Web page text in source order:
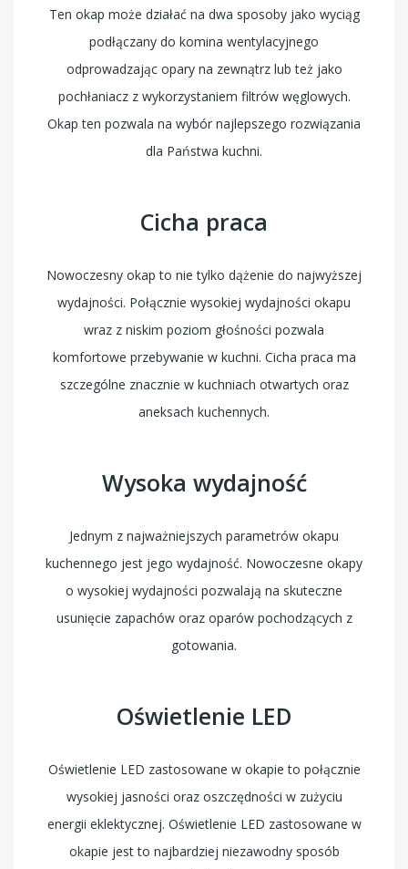
Ten okap może działać na dwa sposoby jako wyciąg
podłączany do komina wentylacyjnego
odprowadzając opary na zewnątrz lub też jako
pochłaniacz z wykorzystaniem filtrów węglowych.
Okap ten pozwala na wybór najlepszego rozwiązania
dla Państwa kuchni.
Cicha praca
Nowoczesny okap to nie tylko dążenie do najwyższej
wydajności. Połącznie wysokiej wydajności okapu
wraz z niskim poziom głośności pozwala
komfortowe przebywanie w kuchni. Cicha praca ma
szczególne znacznie w kuchniach otwartych oraz
aneksach kuchennych.
Wysoka wydajność
Jednym z najważniejszych parametrów okapu
kuchennego jest jego wydajność. Nowoczesne okapy
o wysokiej wydajności pozwalają na skuteczne
usunięcie zapachów oraz oparów pochodzących z
gotowania.
Oświetlenie LED
Oświetlenie LED zastosowane w okapie to połącznie
wysokiej jasności oraz oszczędności w zużyciu
energii eklektycznej. Oświetlenie LED zastosowane w
okapie jest to najbardziej niezawodny sposób